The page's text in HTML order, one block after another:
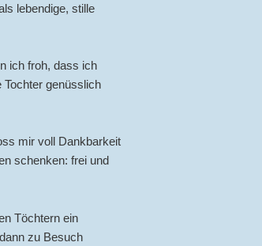
lebendige, stille
ich froh, dass ich
Tochter genüsslich
mir voll Dankbarkeit
schenken: frei und
Töchtern ein
zu Besuch